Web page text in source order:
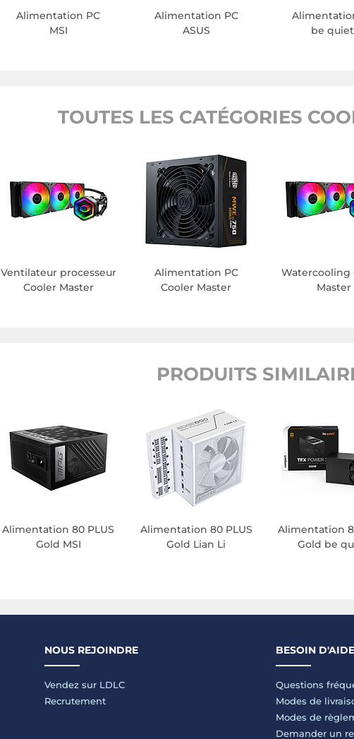
Alimentation PC
MSI
Alimentation PC
ASUS
be
TOUTES LES CATÉGORIES
Ventilateur processeur
Cooler Master
Alimentation PC
Cooler Master
Watercooling
Master
PRODUITS
Alimentation 80 PLUS
Gold MSI
Alimentation 80 PLUS
Gold Lian Li
Alimentation
Gold be
NOUS REJOINDRE
Vendez sur LDLC
Recrutement
BESOIN
Questions
Modes de
Modes de
Demander un